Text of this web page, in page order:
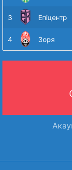
3 Епіцентр
4 Зоря